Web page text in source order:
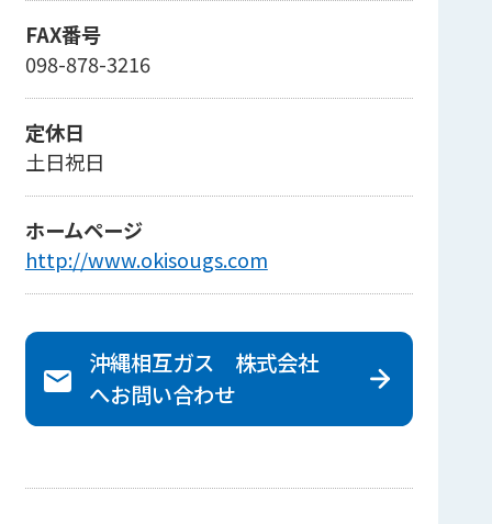
FAX番号
098-878-3216
定休日
土日祝日
ホームページ
http://www.okisougs.com
沖縄相互ガス 株式会社
へお問い合わせ